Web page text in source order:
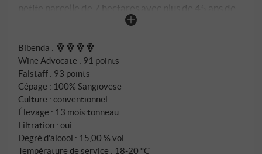
petite parcelle de 7 hectares avec plus de 45 ans de
vignes a finalement été acquise en 2018. Cette
ans avec les anciens propriétaires, avec lesquels
Giovanni Neri a planté les vignes et les a entretenues
au cours des dernières décennies. Le meilleur raisin
de ce vignoble est d'ailleurs utilisé depuis le millésime
2018 pour une petite quantité de Brunello di
Montalcino du même nom.
Bibenda :
Wine Advocate : 91 points
Falstaff : 93 points
Cépage : 100% Sangiovese
Culture : conventionnel
Élevage : 13 mois tonneau
Filtration : oui
Degré d'alcool : 15,00 % vol
Température de service : 18‑20 °C